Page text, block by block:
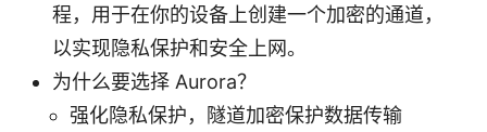
程，用于在你的设备上创建一个加密的通道，
以实现隐私保护和安全上网。
为什么要选择 Aurora？
强化隐私保护，隧道加密保护数据传输